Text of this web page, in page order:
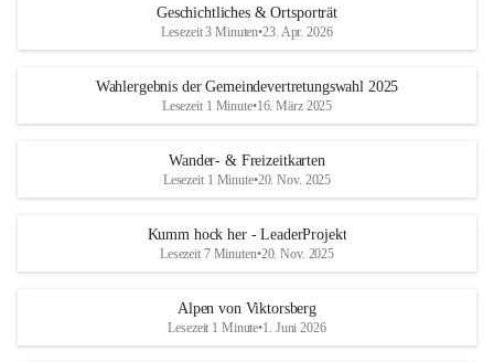
Geschichtliches & Ortsporträt
Lesezeit 3 Minuten•23. Apr. 2026
Wahlergebnis der Gemeindevertretungswahl 2025
Lesezeit 1 Minute•16. März 2025
Wander- & Freizeitkarten
Lesezeit 1 Minute•20. Nov. 2025
Kumm hock her - LeaderProjekt
Lesezeit 7 Minuten•20. Nov. 2025
Alpen von Viktorsberg
Lesezeit 1 Minute•1. Juni 2026